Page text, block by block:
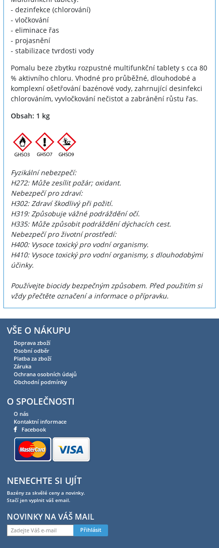
- dezinfekce (chlorování)
- vločkování
- eliminace řas
- projasnění
- stabilizace tvrdosti vody
Pomalu beze zbytku rozpustné multifunkční tablety s cca 80
% aktivního chloru. Vhodné pro průběžné, dlouhodobé a
komplexní ošetřování bazénové vody, zahrnující desinfekci
chlorováním, vyvločkování nečistot a zabránění růstu řas.
Obsah: 1 kg
Fyzikální nebezpečí:
H272: Může zesílit požár; oxidant.
Nebezpečí pro zdraví:
H302: Zdraví škodlivý při požití.
H319: Způsobuje vážné podráždění očí.
H335: Může způsobit podráždění dýchacích cest.
Nebezpečí pro životní prostředí:
H400: Vysoce toxický pro vodní organismy.
H410: Vysoce toxický pro vodní organismy, s dlouhodobými
účinky.
Používejte biocidy bezpečným způsobem. Před použitím si
vždy přečtěte označení a informace o přípravku.
VŠE O NÁKUPU
Doprava zboží
Osobní odběr
Platba za zboží
Záruka
Ochrana osobních údajů
Obchodní podmínky
O SPOLEČNOSTI
O nás
Kontaktní informace
Facebook
NENECHTE SI UJÍT
Bazény za skvělé ceny a novinky.
Stačí jen vyplnit váš email.
NOVINKY NA VÁŠ MAIL
Přihlásit